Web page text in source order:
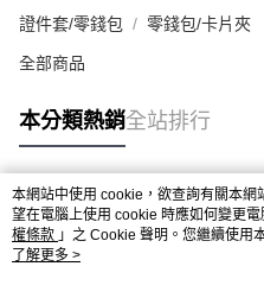
證件套/零錢包 零錢包/卡片夾
全部商品
本分類熱銷全站排行
熱門標籤
本網站中使用 cookie，欲查詢有關本
望在電腦上使用 cookie 時應如何變更
權條款 」之 Cookie 聲明。您繼續使用
用條款之 Cookie 聲明使用 cookie。
了解更多 >